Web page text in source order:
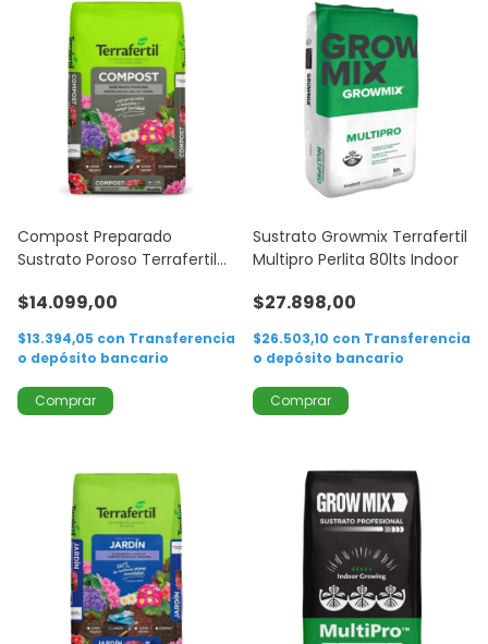
Compost Preparado
Sustrato Poroso Terrafertil
$14.099,00
$13.394,05 con Transferencia
o depósito bancario
Sustrato Growmix Terrafertil
Multipro Perlita 80lts Indoor
$27.898,00
$26.503,10 con Transferencia
o depósito bancario